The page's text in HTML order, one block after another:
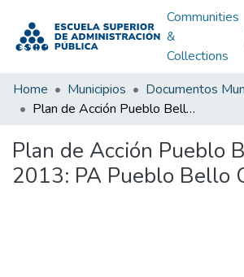
Communities
&
Collections
Home Municipios
Documentos
Plan de Acción Pueblo Bello Cesar 2013: PA Pueblo Bello Cesar 2013
Plan de Acción Pueblo
2013: PA Pueblo Bello